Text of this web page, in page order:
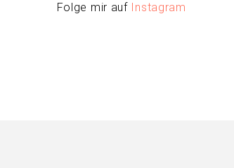
Folge mir auf Instagram